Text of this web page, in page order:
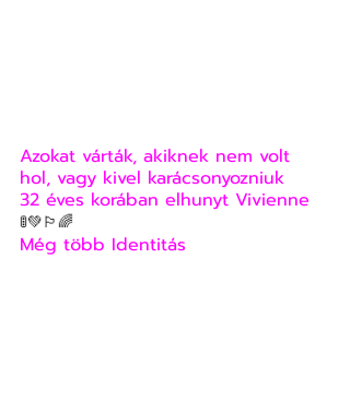
Azokat várták, akiknek nem volt
hol, vagy kivel karácsonyozniuk
32 éves korában elhunyt Vivienne
🚦💚🏳️‍🌈
Még több Identitás